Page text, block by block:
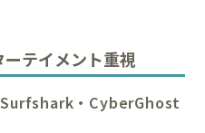
テイメント重視
・CyberGhost